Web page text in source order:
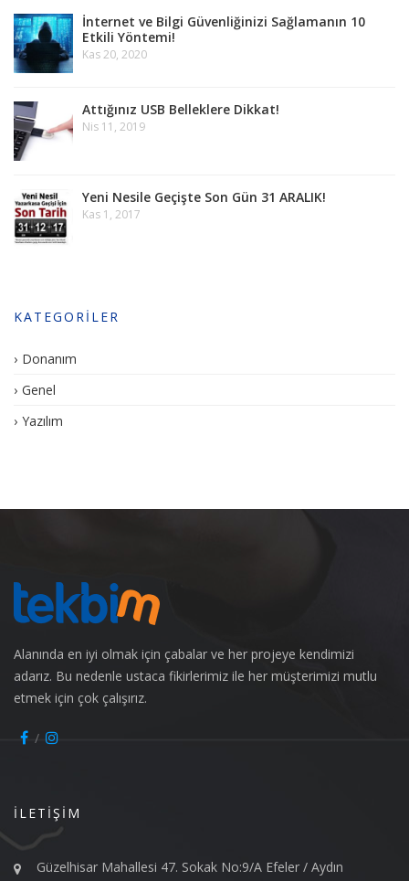
İnternet ve Bilgi Güvenliğinizi Sağlamanın 10
Etkili Yöntemi!
Kas 20, 2020
Attığınız USB Belleklere Dikkat!
Nis 11, 2019
Yeni Nesile Geçişte Son Gün 31 ARALIK!
Kas 1, 2017
KATEGORILER
Donanım
Genel
Yazılım
Alanında en iyi olmak için çabalar ve her projeye kendimizi
adarız. Bu nedenle ustaca fikirlerimiz ile her müşterimizi mutlu
etmek için çok çalışırız.
İLETIŞIM
Güzelhisar Mahallesi 47. Sokak No:9/A Efeler / Aydın